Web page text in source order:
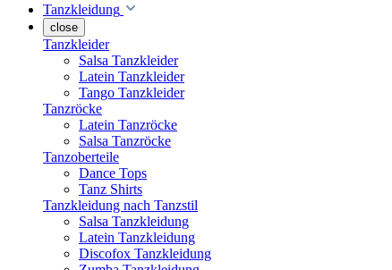
Tanzkleidung
close
Tanzkleider
Salsa Tanzkleider
Latein Tanzkleider
Tango Tanzkleider
Tanzröcke
Latein Tanzröcke
Salsa Tanzröcke
Tanzoberteile
Dance Tops
Tanz Shirts
Tanzkleidung nach Tanzstil
Salsa Tanzkleidung
Latein Tanzkleidung
Discofox Tanzkleidung